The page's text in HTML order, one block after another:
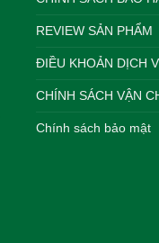
REVIEW SẢN PHẨM
ĐIỀU KHOẢN DỊCH
CHÍNH SÁCH VẬN
Chính sách bảo mật